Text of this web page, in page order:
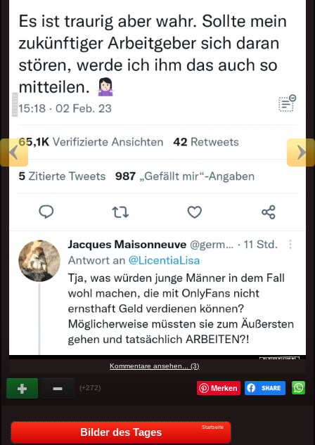
Kommentare ansehen... (3)
(+272) Merken
Bilder des Tages Startseite